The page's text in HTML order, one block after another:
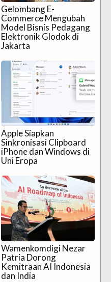
Gelombang E-
Commerce Mengubah
Model Bisnis Pedagang
Elektronik Glodok di
Jakarta
Apple Siapkan
Sinkronisasi Clipboard
iPhone dan Windows di
Uni Eropa
Wamenkomdigi Nezar
Patria Dorong
Kemitraan AI Indonesia
dan India